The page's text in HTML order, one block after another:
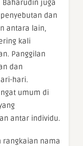
juga
dan
antara lain,
kali
Panggilan
dan
hari.
umum di
antar individu.
rangkaian nama